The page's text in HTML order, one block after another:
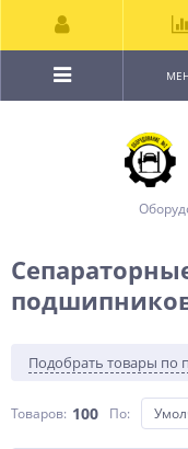
Подобрать товары по
Товаров: 100 По: